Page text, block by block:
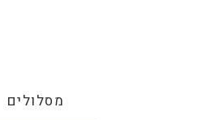
מסלולים